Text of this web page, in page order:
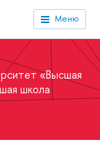
Меню
«Высшая
школа